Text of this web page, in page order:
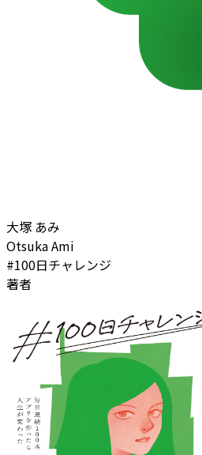
大塚 あみ
Otsuka Ami
#100日チャレンジ
著者